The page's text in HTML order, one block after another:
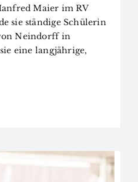
Maier im RV
sie ständige Schülerin
Neindorff in
eine langjährige,